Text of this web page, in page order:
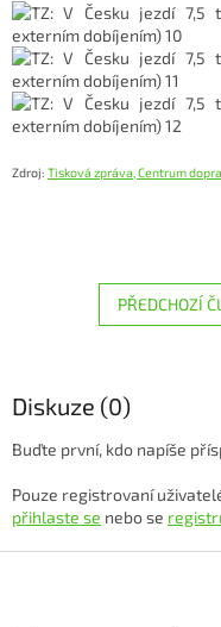
Zdroj: Tisková zpráva, Centrum
PŘEDCHOZÍ
Diskuze (0)
Buďte první, kdo napíše
Pouze registrovaní
přihlaste se nebo se